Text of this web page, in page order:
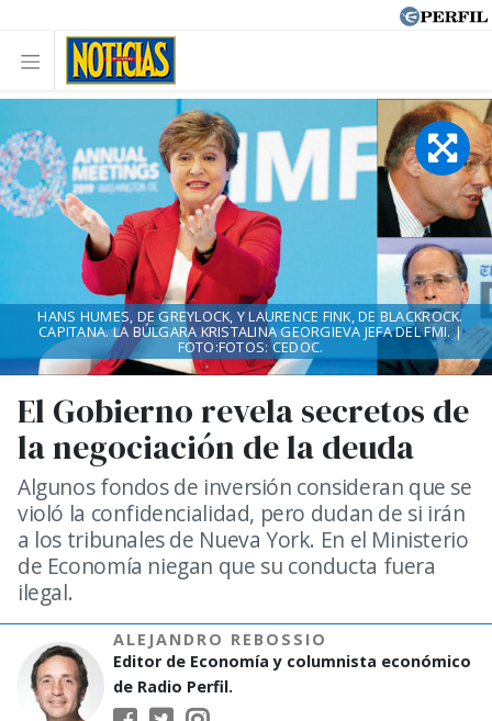
El Gobierno revela secretos de
la negociación de la deuda
Algunos fondos de inversión consideran que se
violó la confidencialidad, pero dudan de si irán
a los tribunales de Nueva York. En el Ministerio
de Economía niegan que su conducta fuera
ilegal.
ALEJANDRO REBOSSIO
Editor de Economía y columnista económico
de Radio Perfil.
HANS HUMES, DE GREYLOCK, Y LAURENCE FINK, DE BLACKROCK.
CAPITANA. LA BÚLGARA KRISTALINA GEORGIEVA JEFA DEL FMI. |
FOTO:FOTOS: CEDOC.